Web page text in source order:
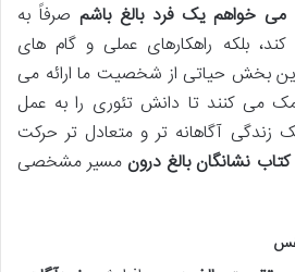
می خواهم یک فرد بالغ باشم صرفاً به
بلکه راهکارهای عملی و گام های
بخش حیاتی از شخصیت ما ارائه می
می کنند تا دانش تئوری را به عمل
آگاهانه تر و متعادل تر حرکت
نشانگان بالغ درون مسیر مشخصی